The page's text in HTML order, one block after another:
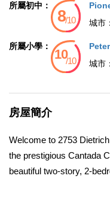
所屬初中：
城市：
所屬小學：
城市：
房屋簡介
Welcome to 2753
the prestigious Cantada
beautiful two-story, 2-
blended style with